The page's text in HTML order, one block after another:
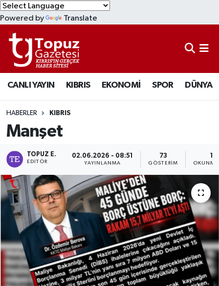
Powered by Translate
CANLI YAYIN KIBRIS EKONOMİ SPOR DÜNYA
HABERLER KIBRIS
Manşet
TOPUZ E.
EDITÖR
02.06.2026 - 08:51
YAYINLANMA
73
GÖSTERIM
1
KIBRIS
DÜNYA
EKONOMİ
MAGAZİN
SAĞLIK
SPOR
TEKNOLOJİ
TÜRKİYE
Lefkoşa Nöbetçi Eczaneler
Lefkoşa Hava Durumu
Lefkoşa Trafik Yoğunluk Haritası
Süper Lig Puan Durumu ve Fikstür
Tüm Manşetler
Son Dakika Haberleri
Haber Arşivi